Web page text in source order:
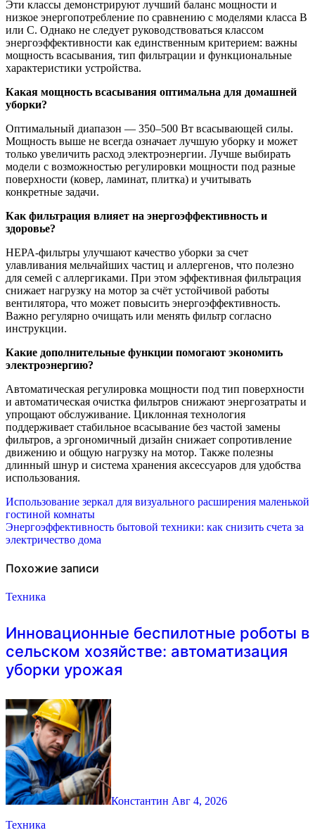
Эти классы демонстрируют лучший баланс мощности и
низкое энергопотребление по сравнению с моделями класса B
или C. Однако не следует руководствоваться классом
энергоэффективности как единственным критерием: важны
мощность всасывания, тип фильтрации и функциональные
характеристики устройства.
Какая мощность всасывания оптимальна для домашней
уборки?
Оптимальный диапазон — 350–500 Вт всасывающей силы.
Мощность выше не всегда означает лучшую уборку и может
только увеличить расход электроэнергии. Лучше выбирать
модели с возможностью регулировки мощности под разные
поверхности (ковер, ламинат, плитка) и учитывать
конкретные задачи.
Как фильтрация влияет на энергоэффективность и
здоровье?
HEPA-фильтры улучшают качество уборки за счет
улавливания мельчайших частиц и аллергенов, что полезно
для семей с аллергиками. При этом эффективная фильтрация
снижает нагрузку на мотор за счёт устойчивой работы
вентилятора, что может повысить энергоэффективность.
Важно регулярно очищать или менять фильтр согласно
инструкции.
Какие дополнительные функции помогают экономить
электроэнергию?
Автоматическая регулировка мощности под тип поверхности
и автоматическая очистка фильтров снижают энергозатраты и
упрощают обслуживание. Циклонная технология
поддерживает стабильное всасывание без частой замены
фильтров, а эргономичный дизайн снижает сопротивление
движению и общую нагрузку на мотор. Также полезны
длинный шнур и система хранения аксессуаров для удобства
использования.
Навигация
по
записям
Использование зеркал для визуального расширения маленькой
гостиной комнаты
Энергоэффективность бытовой техники: как снизить счета за
электричество дома
Похожие записи
Техника
Инновационные беспилотные роботы в
сельском хозяйстве: автоматизация
уборки урожая
Константин Авг 4, 2026
Техника